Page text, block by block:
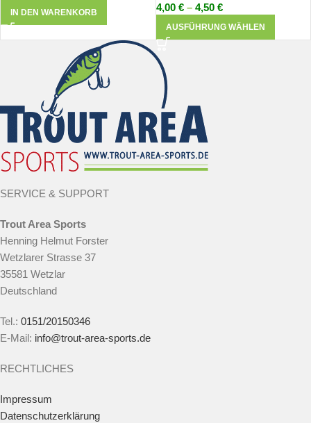
IN DEN WARENKORB 4,00 €– 4,50 €
AUSFÜHRUNG WÄHLEN
SERVICE & SUPPORT
Trout Area Sports
Henning Helmut Forster
Wetzlarer Strasse 37
35581 Wetzlar
Deutschland
Tel.: 0151/20150346
E-Mail: info@trout-area-sports.de
RECHTLICHES
Impressum
Datenschutzerklärung